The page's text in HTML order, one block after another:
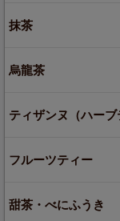
抹茶
烏龍茶
ティザンヌ（ハーブ
フルーツティー
甜茶・べにふうき